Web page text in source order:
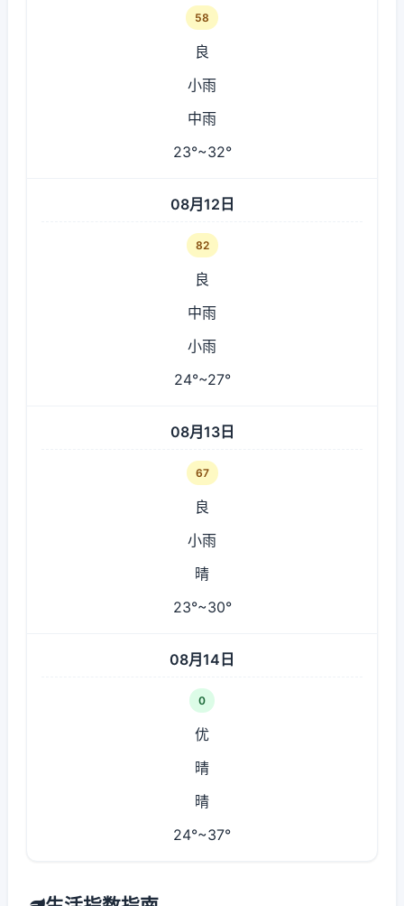
58
良
小雨
中雨
23°~32°
08月12日
82
良
中雨
小雨
24°~27°
08月13日
67
良
小雨
晴
23°~30°
08月14日
0
优
晴
晴
24°~37°